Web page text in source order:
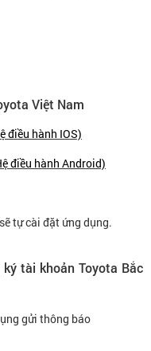
Việt Nam
điều hành IOS)
điều hành Android)
tự cài đặt ứng dụng.
tài khoản Toyota Bắc
gửi thông báo